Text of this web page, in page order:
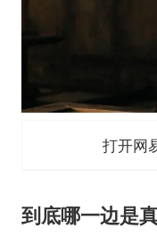
打开网
到底哪一边是